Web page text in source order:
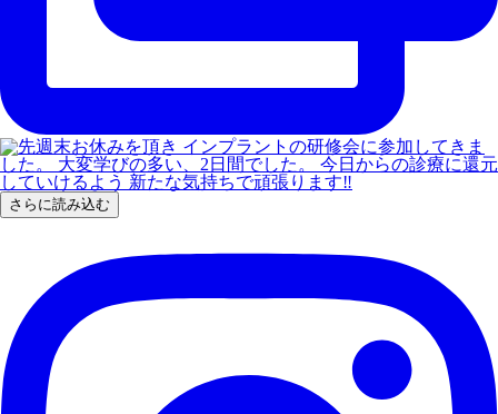
さらに読み込む